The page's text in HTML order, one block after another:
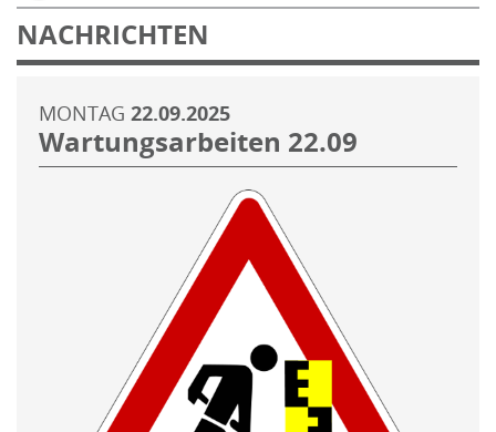
NACHRICHTEN
MONTAG 22.09.2025
Wartungsarbeiten 22.09